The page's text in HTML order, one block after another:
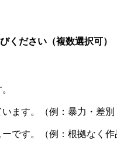
ください（複数選択可）
ます。（例：暴力・差
です。（例：根拠なく